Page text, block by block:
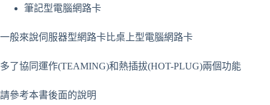
筆記型電腦網路卡
一般來說伺服器型網路卡比桌上型電腦網路卡
多了協同運作(TEAMING)和熱插拔(HOT-PLUG)兩個功能
請參考本書後面的說明